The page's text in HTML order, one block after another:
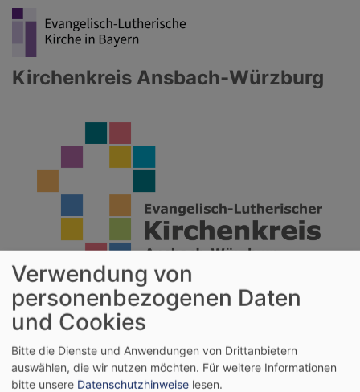
Direkt
Inhalt
Kirchenkreis Ansbach-Würzburg
Hauptnavigation
Startseite
Einführung von Gisela Bornowski als
Verwendung von
personenbezogenen Daten
und Cookies
Bitte die Dienste und Anwendungen von Drittanbietern
auswählen, die wir nutzen möchten. Für weitere Informationen
bitte unsere Datenschutzhinweise lesen.